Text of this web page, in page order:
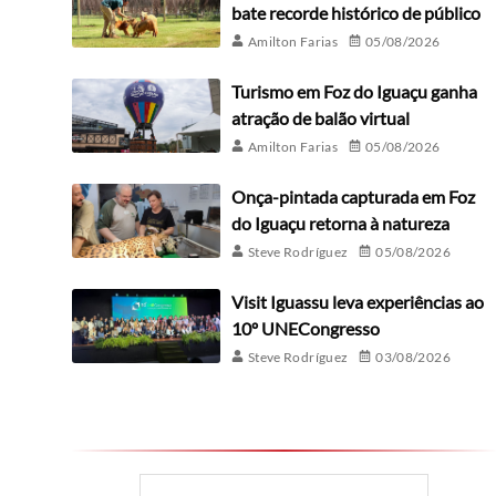
bate recorde histórico de público
Amilton Farias 05/08/2026
Turismo em Foz do Iguaçu ganha
atração de balão virtual
Amilton Farias 05/08/2026
Onça-pintada capturada em Foz
do Iguaçu retorna à natureza
Steve Rodríguez 05/08/2026
Visit Iguassu leva experiências ao
10º UNECongresso
Steve Rodríguez 03/08/2026